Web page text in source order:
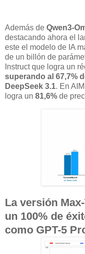
Además de Qwen3-
destacando ahora el
este el modelo de IA
de un billón de
Instruct que logra un
superando al 67,7%
DeepSeek 3.1. En
logra un 81,6% de
La versión
un 100% de
como GPT-5